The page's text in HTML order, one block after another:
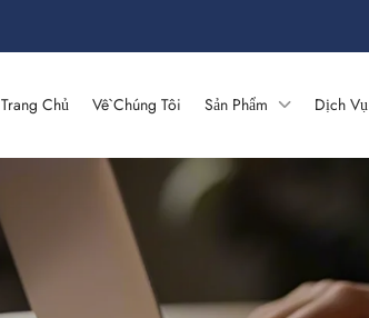
Trang Chủ Về Chúng Tôi Sản Phẩm Dịch Vụ